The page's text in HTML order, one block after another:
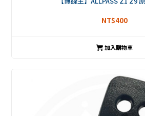
NT$400
加入購物車